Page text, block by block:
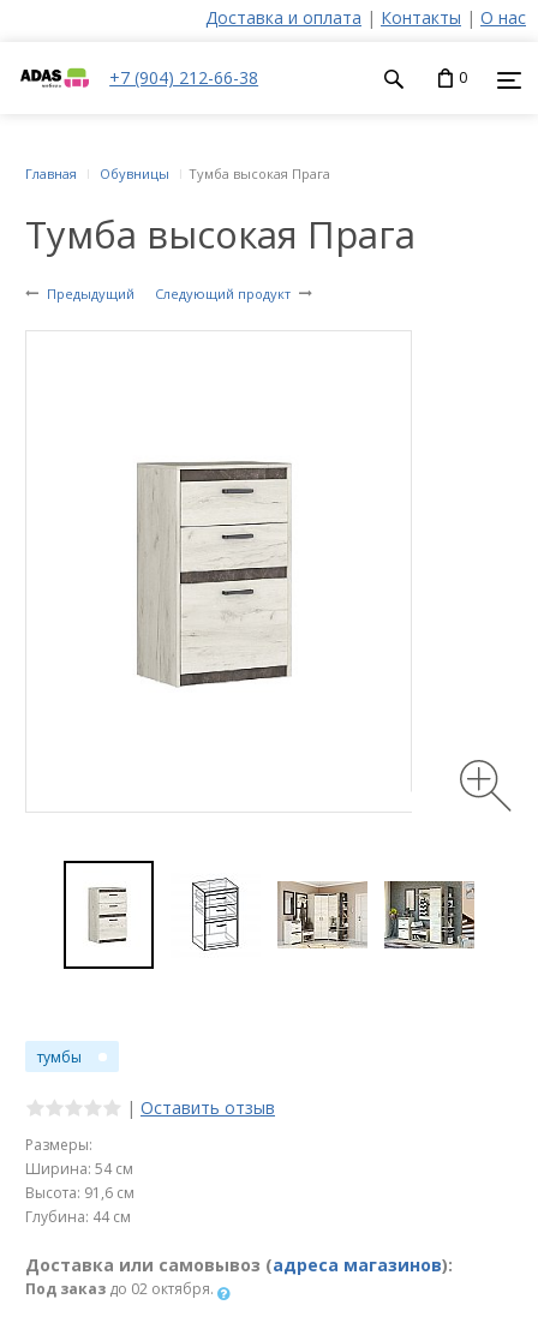
Доставка и оплата | Контакты | О нас
+7 (904) 212-66-38 0
Тумба высокая Прага
Предыдущий Следующий продукт
Главная Обувницы Тумба высокая Прага
тумбы
| Оставить отзыв
Размеры:
Ширина: 54 см
Высота: 91,6 см
Глубина: 44 см
Доставка или самовывоз (адреса магазинов):
Под заказ до 02 октября.